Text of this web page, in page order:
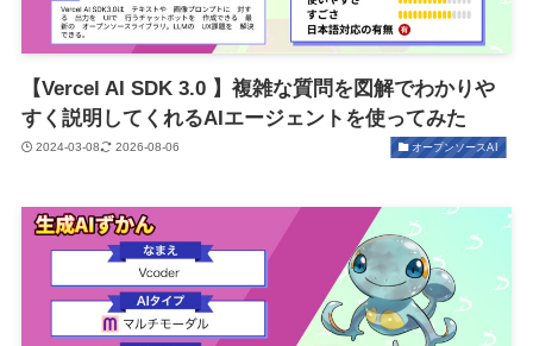
【Vercel AI SDK 3.0 】複雑な質問を図解でわかりや
すく説明してくれるAIエージェントを使ってみた
2024-03-08 2026-08-06 オープンソースAI